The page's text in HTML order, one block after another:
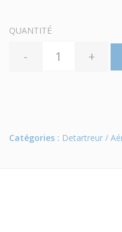
QUANTITÉ
- +
Catégories : Detartreur /